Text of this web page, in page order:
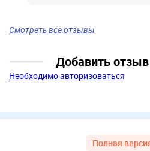
Смотреть все отзывы
Добавить
Необходимо авторизоваться
Полная